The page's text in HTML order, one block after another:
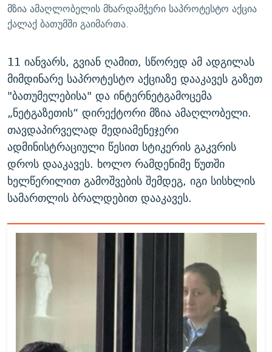
მზია ამაღლობელის მხარდამჭერი საპროტესტო აქცია
ქალაქ ბათუმში გაიმართა.
11 იანვარს, გვიან ღამით, სწორედ ამ ადგილას
მიმდინარე საპროტესტო აქციაზე დააკავეს გაზეთ
"ბათუმელებისა" და ინტერნეტგამოცემა
„ნეტგაზეთის“ დირექტორი მზია ამაღლობელი.
თავდაპირველად მედიამენეჯერი
ადმინისტრაციული წესით სტიკერის გაკვრის
დროს დააკავეს. ხოლო რამდენიმე წუთში
ხელწერილით გამოშვების შემდეგ, იგი სისხლის
სამართლის ბრალდებით დააკავეს.